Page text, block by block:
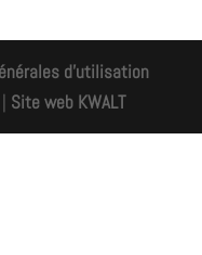
d'utilisation
Site web KWALT